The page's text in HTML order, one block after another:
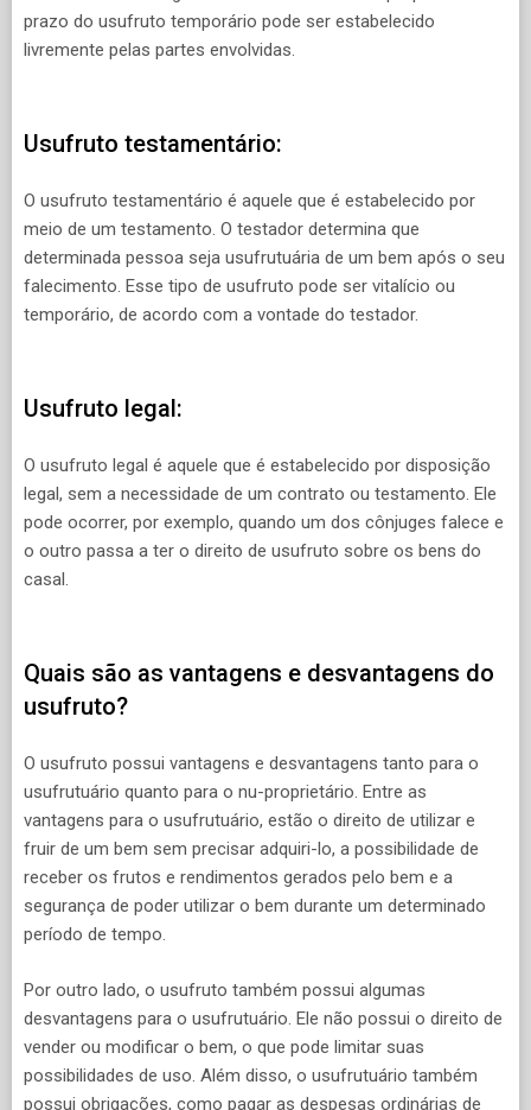
prazo do usufruto temporário pode ser estabelecido
livremente pelas partes envolvidas.
Usufruto testamentário:
O usufruto testamentário é aquele que é estabelecido por
meio de um testamento. O testador determina que
determinada pessoa seja usufrutuária de um bem após o seu
falecimento. Esse tipo de usufruto pode ser vitalício ou
temporário, de acordo com a vontade do testador.
Usufruto legal:
O usufruto legal é aquele que é estabelecido por disposição
legal, sem a necessidade de um contrato ou testamento. Ele
pode ocorrer, por exemplo, quando um dos cônjuges falece e
o outro passa a ter o direito de usufruto sobre os bens do
casal.
Quais são as vantagens e desvantagens do
usufruto?
O usufruto possui vantagens e desvantagens tanto para o
usufrutuário quanto para o nu-proprietário. Entre as
vantagens para o usufrutuário, estão o direito de utilizar e
fruir de um bem sem precisar adquiri-lo, a possibilidade de
receber os frutos e rendimentos gerados pelo bem e a
segurança de poder utilizar o bem durante um determinado
período de tempo.
Por outro lado, o usufruto também possui algumas
desvantagens para o usufrutuário. Ele não possui o direito de
vender ou modificar o bem, o que pode limitar suas
possibilidades de uso. Além disso, o usufrutuário também
possui obrigações, como pagar as despesas ordinárias de